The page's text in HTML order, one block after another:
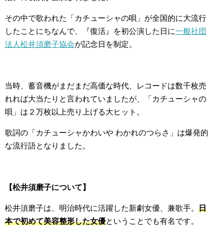
その中で歌われた「カチューシャの唄」が全国的に大流行
したことにちなんで、『復活』を初公演した日に一般社団
法人松井須磨子協会が記念日を制定。
当時、蓄音機がまだまだ高価な時代、レコードは数千枚売
れれば大当たりと言われていましたが、「カチューシャの
唄」は２万枚以上売り上げる大ヒット。
歌詞の「カチューシャかわいや わかれのつらさ」は爆発的
な流行語となりました。
【松井須磨子について】
松井須磨子は、明治時代に活躍した新劇女優、兼歌手。 日
本で初めて美容整形した女優ということでも有名です。